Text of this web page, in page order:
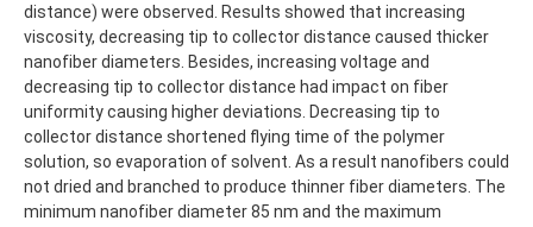
distance) were observed. Results showed that increasing
viscosity, decreasing tip to collector distance caused thicker
nanofiber diameters. Besides, increasing voltage and
decreasing tip to collector distance had impact on fiber
uniformity causing higher deviations. Decreasing tip to
collector distance shortened flying time of the polymer
solution, so evaporation of solvent. As a result nanofibers could
not dried and branched to produce thinner fiber diameters. The
minimum nanofiber diameter 85 nm and the maximum